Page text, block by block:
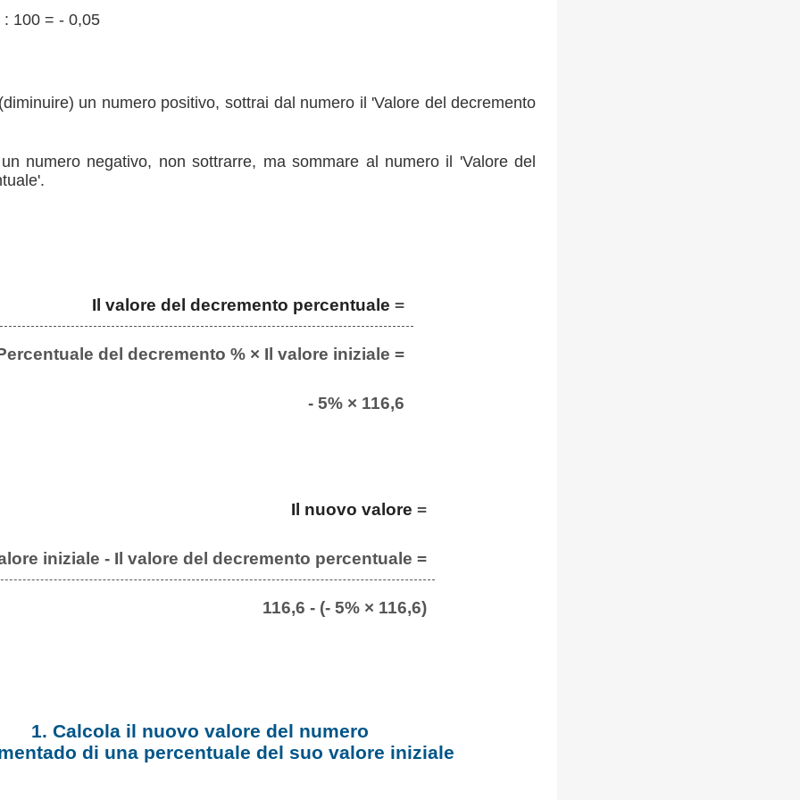
100 = - 0,05
un numero positivo, sottrai dal numero il 'Valore del decremento
numero negativo, non sottrarre, ma sommare al numero il 'Valore del
Il valore del decremento percentuale =
del decremento % × Il valore iniziale =
- 5% × 116,6
Il nuovo valore =
iniziale - Il valore del decremento percentuale =
116,6 - (- 5% × 116,6)
1. Calcola il nuovo valore del numero
di una percentuale del suo valore iniziale